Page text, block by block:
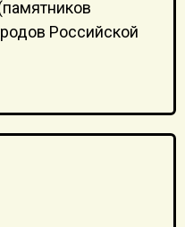
Российской